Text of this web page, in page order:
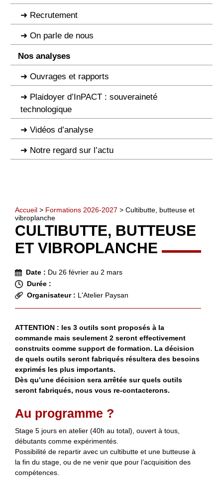
Recrutement
On parle de nous
Nos analyses
Ouvrages et rapports
Plaidoyer d’InPACT : souveraineté
technologique
Vidéos d’analyse
Notre regard sur l’actu
Accueil > Formations 2026-2027 > Cultibutte, butteuse et
vibroplanche
CULTIBUTTE, BUTTEUSE
ET VIBROPLANCHE
Date : Du 26 février au 2 mars
Durée :
Organisateur : L'Atelier Paysan
ATTENTION : les 3 outils sont proposés à la
commande mais seulement 2 seront effectivement
construits comme support de formation. La décision
de quels outils seront fabriqués résultera des besoins
exprimés les plus importants.
Dès qu’une décision sera arrêtée sur quels outils
seront fabriqués, nous vous re-contacterons.
Au programme ?
Stage 5 jours en atelier (40h au total), ouvert à tous,
débutants comme expérimentés.
Possibilité de repartir avec un cultibutte et une butteuse à
la fin du stage, ou de ne venir que pour l’acquisition des
compétences.